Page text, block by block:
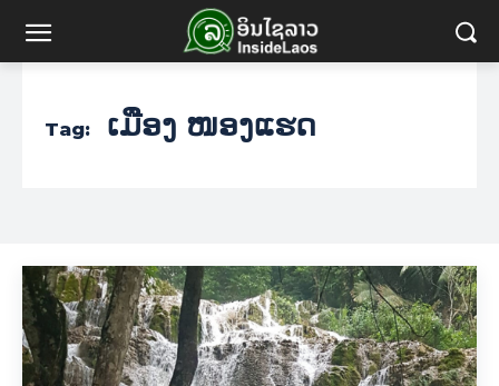
Tag: ເມືອງ ໜອງແຮດ